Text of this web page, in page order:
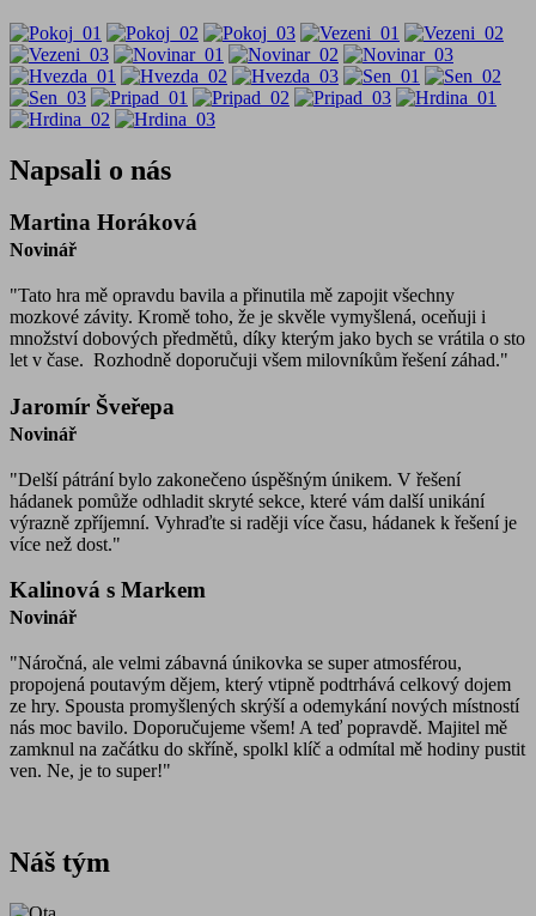
Napsali o nás
Martina Horáková
Novinář
"Tato hra mě opravdu bavila a přinutila mě zapojit všechny
mozkové závity. Kromě toho, že je skvěle vymyšlená, oceňuji i
množství dobových předmětů, díky kterým jako bych se vrátila o sto
let v čase. Rozhodně doporučuji všem milovníkům řešení záhad."
Jaromír Šveřepa
Novinář
"Delší pátrání bylo zakonečeno úspěšným únikem. V řešení
hádanek pomůže odhladit skryté sekce, které vám další unikání
výrazně zpříjemní. Vyhraďte si raději více času, hádanek k řešení je
více než dost."
Kalinová s Markem
Novinář
"Náročná, ale velmi zábavná únikovka se super atmosférou,
propojená poutavým dějem, který vtipně podtrhává celkový dojem
ze hry. Spousta promyšlených skrýší a odemykání nových místností
nás moc bavilo. Doporučujeme všem! A teď popravdě. Majitel mě
zamknul na začátku do skříně, spolkl klíč a odmítal mě hodiny pustit
ven. Ne, je to super!"
Náš tým